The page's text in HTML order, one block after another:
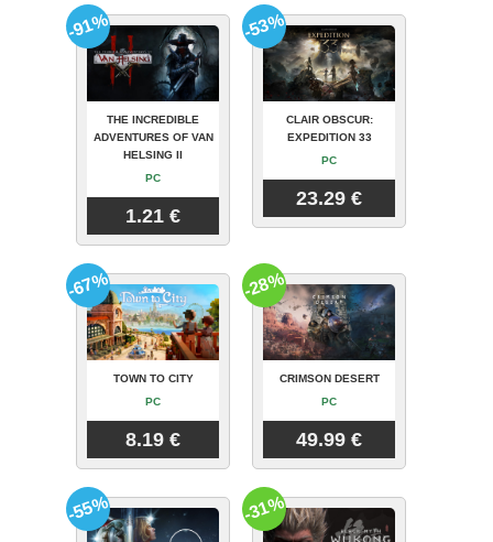
THE INCREDIBLE
ADVENTURES OF VAN
HELSING II
PC
1.21 €
-91%
CLAIR OBSCUR:
EXPEDITION 33
PC
23.29 €
-53%
TOWN TO CITY
PC
8.19 €
-67%
CRIMSON DESERT
PC
49.99 €
-28%
-55% -31%